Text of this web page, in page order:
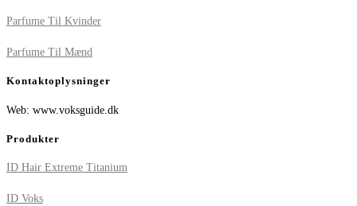
Parfume Til Kvinder
Parfume Til Mænd
Kontaktoplysninger
Web: www.voksguide.dk
Produkter
ID Hair Extreme Titanium
ID Voks